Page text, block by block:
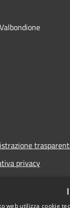
privacy
di accessibilità
web utilizza cookie